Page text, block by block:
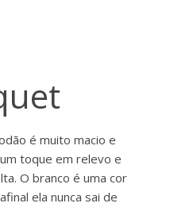
é muito macio e
toque em relevo e
O branco é uma cor
ela nunca sai de